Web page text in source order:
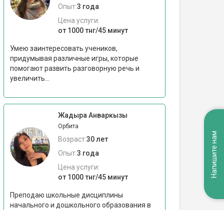
Опыт:3 года
Цена услуги:
от 1000 тнг/45 минут
Умею заинтересовать учеников,
придумывая различные игры, которые
помогают развить разговорную речь и
увеличить...
Жадыра Анваркызы
Орбита
Возраст:30 лет
Опыт:3 года
Цена услуги:
от 1000 тнг/45 минут
Преподаю школьные дисциплины
начального и дошкольного образования в
Напишите нам